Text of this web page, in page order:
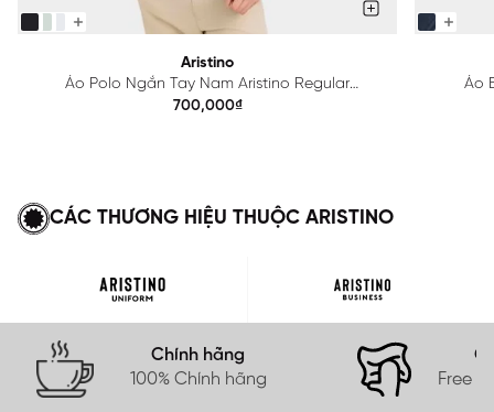
Aristino
Áo Polo Ngắn Tay Nam Aristino Regular
APS615EDP01
700,000₫
Áo
CÁC THƯƠNG HIỆU THUỘC ARISTINO
Chính hãng
100% Chính hãng
Free